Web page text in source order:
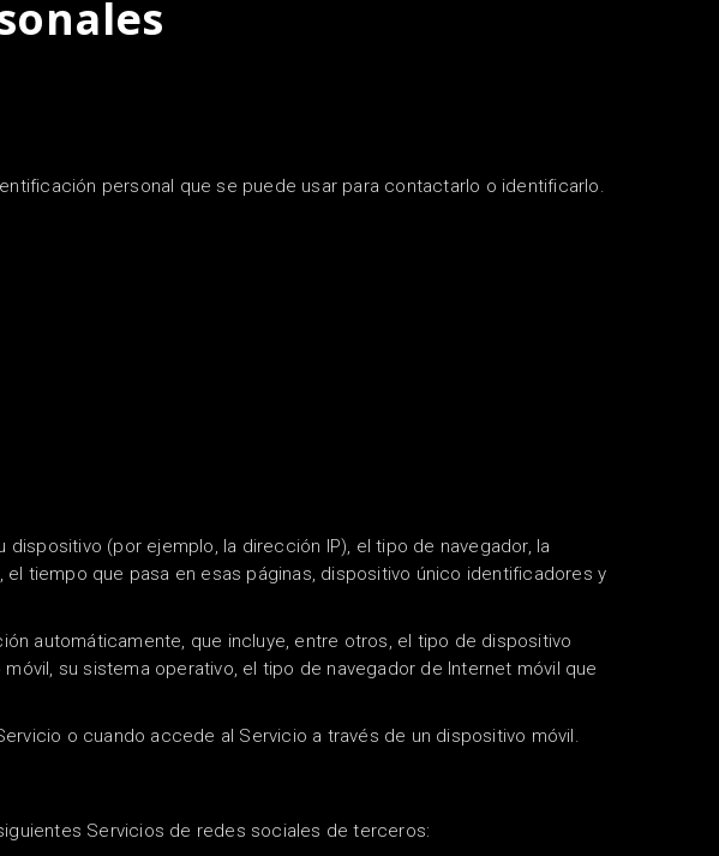
personal que se puede usar para contactarlo o identificarlo.
(por ejemplo, la dirección IP), el tipo de navegador, la
tiempo que pasa en esas páginas, dispositivo único identificadores y
automáticamente, que incluye, entre otros, el tipo de dispositivo
su sistema operativo, el tipo de navegador de Internet móvil que
o cuando accede al Servicio a través de un dispositivo móvil.
Servicios de redes sociales de terceros: